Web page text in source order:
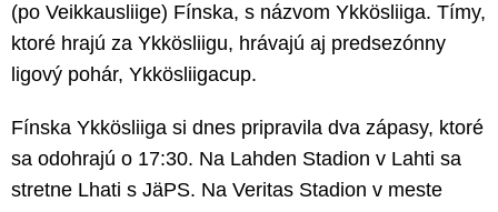
(po Veikkausliige) Fínska, s názvom Ykkösliiga. Tímy,
ktoré hrajú za Ykkösliigu, hrávajú aj predsezónny
ligový pohár, Ykkösliigacup.
Fínska Ykkösliiga si dnes pripravila dva zápasy, ktoré
sa odohrajú o 17:30. Na Lahden Stadion v Lahti sa
stretne Lhati s JäPS. Na Veritas Stadion v meste